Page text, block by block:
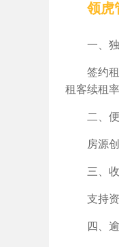
领虎
一、
签约
租客续租
二、
房源
三、
支持
四、